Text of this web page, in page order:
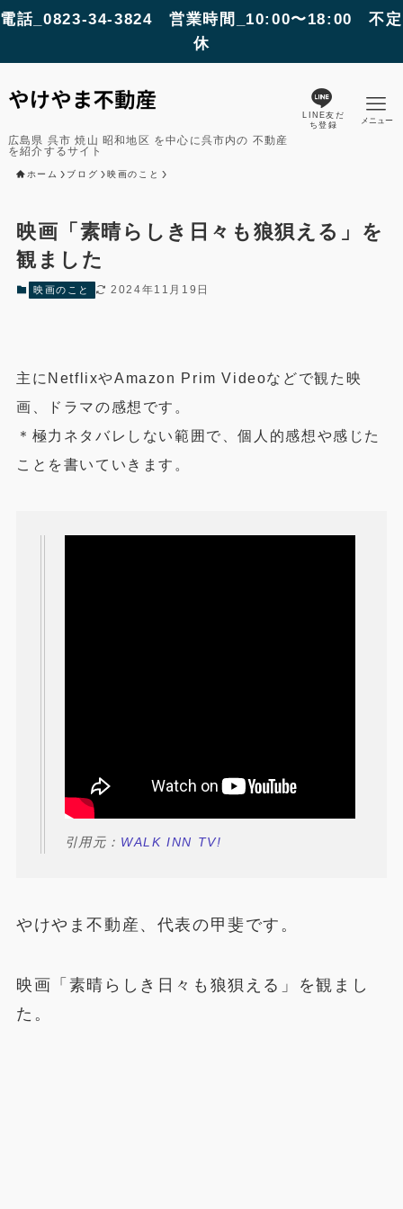
電話_0823-34-3824 営業時間_10:00〜18:00 不定
休
広島県 呉市 焼山 昭和地区 を中心に呉市内の 不動産
を紹介するサイト
LINE友だ
ち登録
メニュー
ホーム ブログ 映画のこと
映画「素晴らしき日々も狼狽える」を
観ました
映画のこと 2024年11月19日
主にNetflixやAmazon Prim Videoなどで観た映
画、ドラマの感想です。
＊極力ネタバレしない範囲で、個人的感想や感じた
ことを書いていきます。
引用元： WALK INN TV!
やけやま不動産、代表の甲斐です。
映画「素晴らしき日々も狼狽える」を観まし
た。